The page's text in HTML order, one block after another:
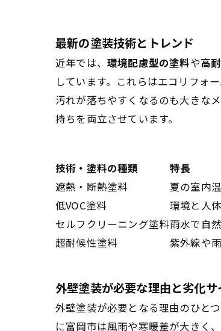
最新の塗装技術とトレンド
近年では、 環境配慮型の塗料や高
しています。これらはエコリフォ
汚れが落ちやすくなるのも大きな
持ちを両立させています。
技術・塗料の種類
特長
遮熱・断熱塗料
夏の室内
低VOC塗料
環境と人
セルフクリーニング塗料雨水で自
超耐候性塗料
紫外線や
外壁塗装が必要な理由と劣化サ
外壁塗装が必要となる理由のひと
に富岡市は風雨や寒暖差が大きく